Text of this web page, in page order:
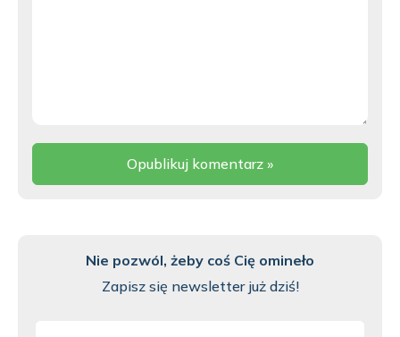
Nie pozwól, żeby coś Cię omineło
Zapisz się newsletter już dziś!